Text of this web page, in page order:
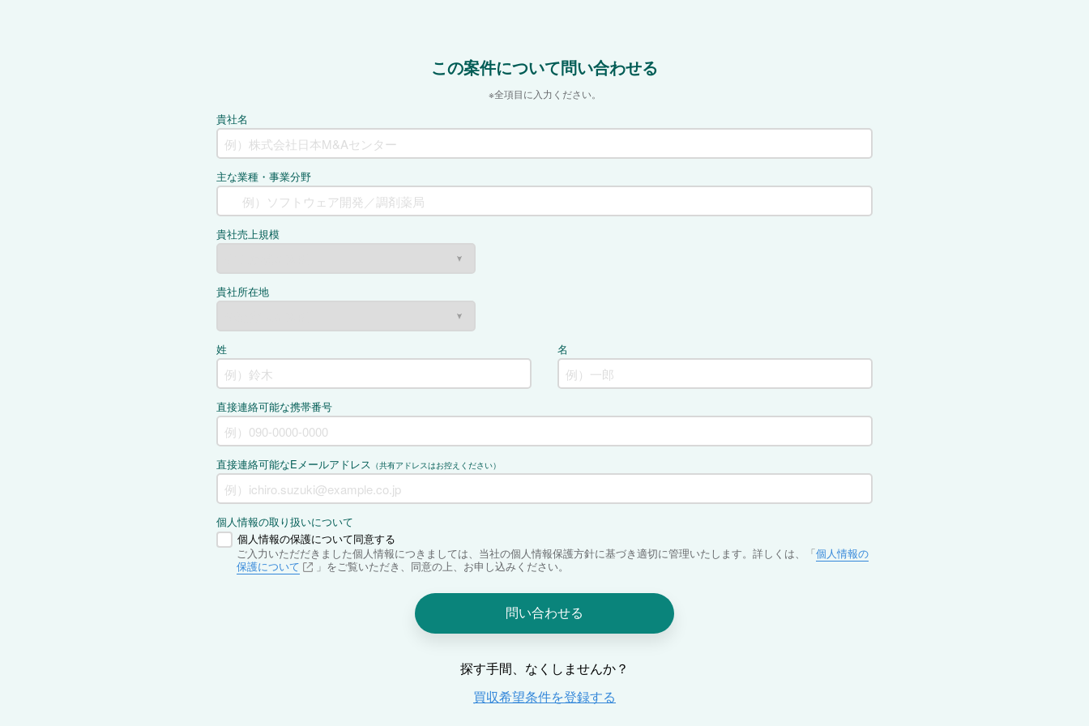
この案件について問い合わせる
※全項目に入力ください。
貴社名
主な業種・事業分野
貴社売上規模
貴社所在地
姓 名
直接連絡可能な携帯番号
直接連絡可能なEメールアドレス （共有アドレスはお控えください）
個人情報の取り扱いについて
個人情報の保護について同意する
ご入力いただだきました個人情報につきましては、当社の個人情報保護方針に基づき適切に管理いたします。詳しくは、「個人情報の
保護について
」をご覧いただき、同意の上、お申し込みください。
問い合わせる
探す手間、なくしませんか？
買収希望条件を登録する